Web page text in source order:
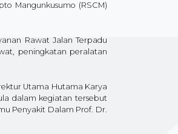
Mangunkusumo (RSCM)
Rawat Jalan Terpadu
peningkatan peralatan
Utama Hutama Karya
dalam kegiatan tersebut
Penyakit Dalam Prof. Dr.